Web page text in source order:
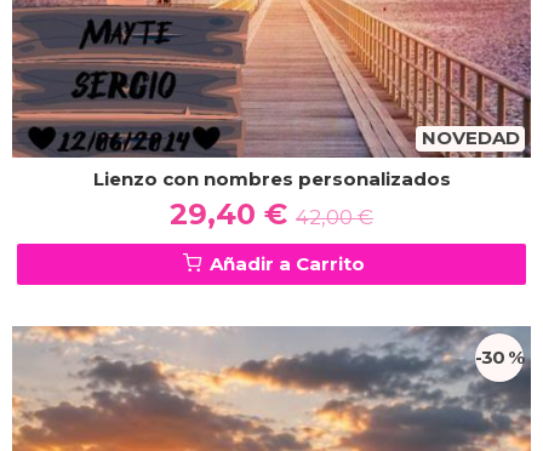
NOVEDAD
Lienzo con nombres personalizados
29,40 € 42,00 €
Añadir a Carrito
-30 %